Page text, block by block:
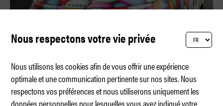
Skoda Epiq – le nouveau E-SUV populaire?
Nous respectons votre vie privée
Nous utilisons les cookies afin de vous offrir une expérience
optimale et une communication pertinente sur nos sites. Nous
respectons vos préférences et nous utiliserons uniquement les
données personnelles pour lesquelles vous avez indiqué votre